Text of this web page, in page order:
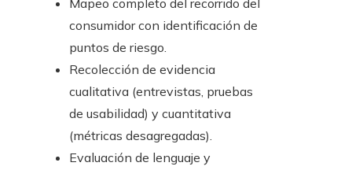
Mapeo completo del recorrido del
consumidor con identificación de
puntos de riesgo.
Recolección de evidencia
cualitativa (entrevistas, pruebas
de usabilidad) y cuantitativa
(métricas desagregadas).
Evaluación de lenguaje y